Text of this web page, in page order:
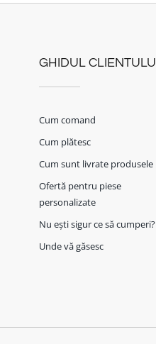
GHIDUL CLIENTULUI
Cum comand
Cum plătesc
Cum sunt livrate produsele
Ofertă pentru piese
personalizate
Nu ești sigur ce să cumperi?
Unde vă găsesc